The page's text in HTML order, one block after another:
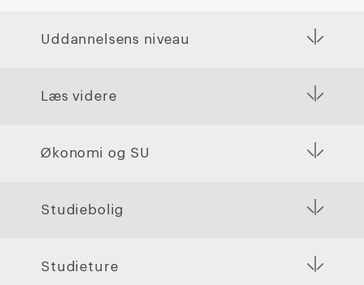
Uddannelsens niveau
Læs videre
Økonomi og SU
Studiebolig
Studieture